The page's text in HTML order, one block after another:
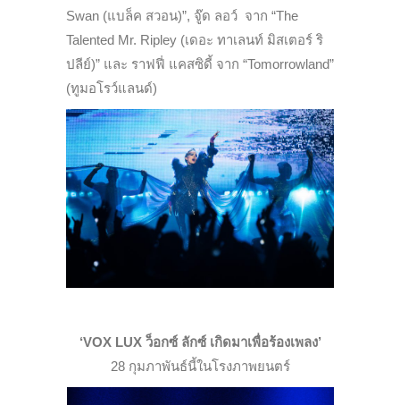
Swan (แบล็ค สวอน)”, จู๊ด ลอว์ จาก “The
Talented Mr. Ripley (เดอะ ทาเลนท์ มิสเตอร์ ริ
ปลีย์)” และ ราฟฟี่ แคสซิดี้ จาก “Tomorrowland”
(ทูมอโรว์แลนด์)
‘VOX LUX ว็อกซ์ ลักซ์ เกิดมาเพื่อร้องเพลง’
28 กุมภาพันธ์นี้ในโรงภาพยนตร์